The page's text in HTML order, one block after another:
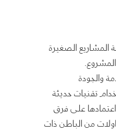
المشاريع الصغيرة
والجودة
تقنيات حديثة
على فرق
من الباطن ذات